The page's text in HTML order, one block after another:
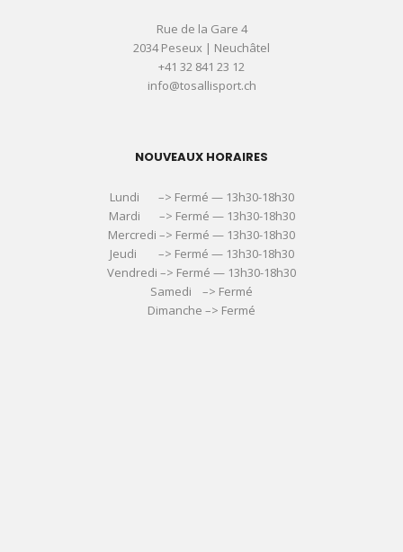
Rue de la Gare 4
2034 Peseux | Neuchâtel
+41 32 841 23 12
info@tosallisport.ch
NOUVEAUX HORAIRES
Lundi –> Fermé — 13h30-18h30
Mardi –> Fermé — 13h30-18h30
Mercredi –> Fermé — 13h30-18h30
Jeudi –> Fermé — 13h30-18h30
Vendredi –> Fermé — 13h30-18h30
Samedi –> Fermé
Dimanche –> Fermé